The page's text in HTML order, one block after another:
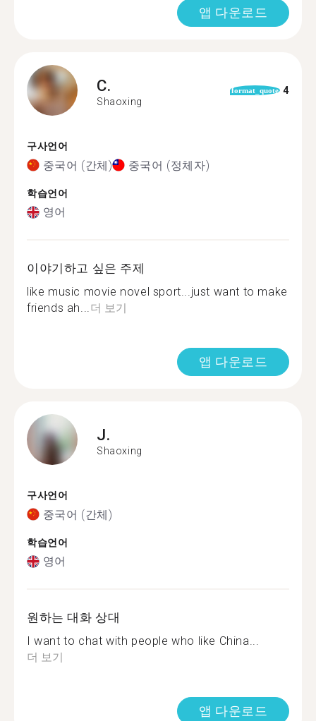
앱 다운로드
C.
Shaoxing
format_quote 4
구사언어
중국어 (간체) 중국어 (정체자)
학습언어
영어
이야기하고 싶은 주제
like music movie novel sport...just want to make
friends ah...더 보기
앱 다운로드
J.
Shaoxing
구사언어
중국어 (간체)
학습언어
영어
원하는 대화 상대
I want to chat with people who like China...
더 보기
앱 다운로드